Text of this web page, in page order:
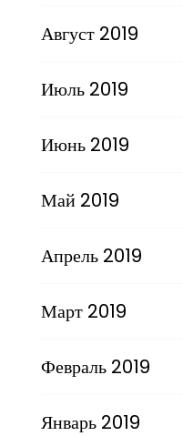
Август 2019
Июль 2019
Июнь 2019
Май 2019
Апрель 2019
Март 2019
Февраль 2019
Январь 2019